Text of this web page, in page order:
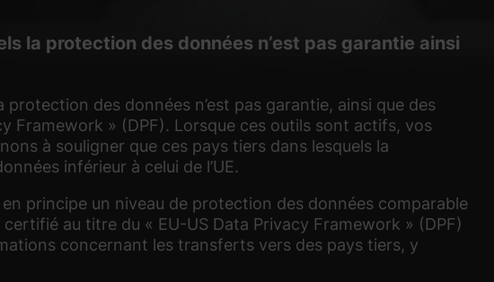
la protection des données n’est pas garantie ainsi
des données n’est pas garantie, ainsi que des
Framework » (DPF). Lorsque ces outils sont actifs, vos
à souligner que ces pays tiers dans lesquels la
inférieur à celui de l’UE.
principe un niveau de protection des données comparable
au titre du « EU-US Data Privacy Framework » (DPF)
concernant les transferts vers des pays tiers, y